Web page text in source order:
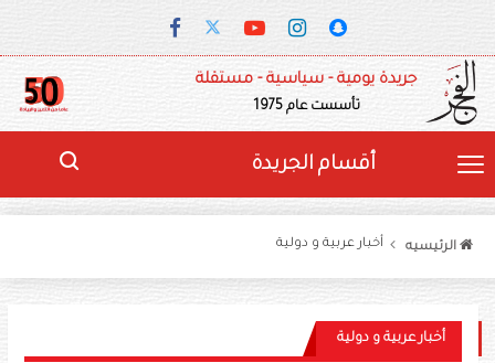
جريدة يومية - سياسية - مستقلة
تأسست عام 1975
أقسام الجريدة
الرئيسيه أخبار عربية و دولية
أخبار عربية و دولية